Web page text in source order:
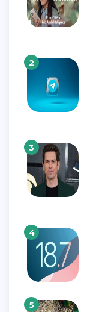
2
3
4
5